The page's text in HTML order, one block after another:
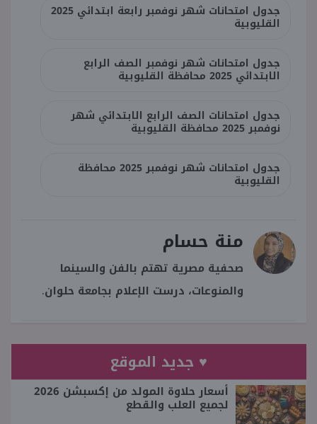
جدول امتحانات شهر نوفمبر رابعة ابتدائي 2025
القليوبية
جدول امتحانات شهر نوفمبر الصف الرابع
الابتدائي 2025 محافظة القليوبية
جدول امتحانات الصف الرابع الابتدائي شهر
نوفمبر 2025 محافظة القليوبية
جدول امتحانات شهر نوفمبر 2025 محافظة
القليوبية
منة حسام
صحفية مصرية تهتم بالفن والسينما
والمنوعات، درست الإعلام بجامعة حلوان.
♥ جديد الموقع
أسعار حلاوة المولد من إكسبشن 2026
لجميع العلب والقطع